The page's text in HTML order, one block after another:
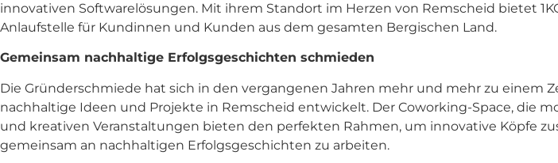
innovativen Softwarelösungen. Mit ihrem Standort im Herzen von Remscheid bietet
Anlaufstelle für Kundinnen und Kunden aus dem gesamten Bergischen Land.
Gemeinsam nachhaltige Erfolgsgeschichten schmieden
Die Gründerschmiede hat sich in den vergangenen Jahren mehr und mehr zu einem
nachhaltige Ideen und Projekte in Remscheid entwickelt. Der Coworking-Space, die
und kreativen Veranstaltungen bieten den perfekten Rahmen, um innovative Köpfe
gemeinsam an nachhaltigen Erfolgsgeschichten zu arbeiten.